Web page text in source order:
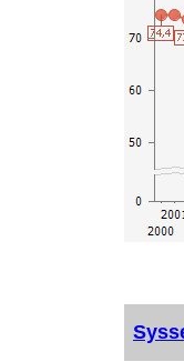
Landet
Landet